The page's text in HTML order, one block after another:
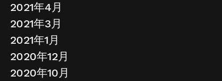
2021年4月
2021年3月
2021年1月
2020年12月
2020年10月